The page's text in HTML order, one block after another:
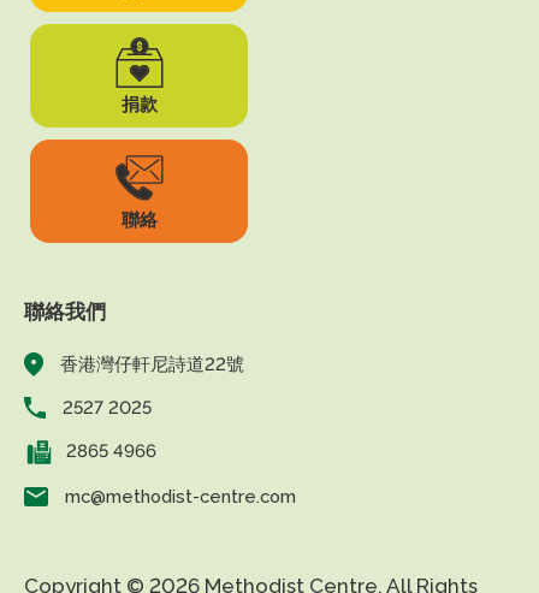
捐款
聯絡
聯絡我們
香港灣仔軒尼詩道22號
2527 2025
2865 4966
mc@methodist-centre.com
Copyright © 2026 Methodist Centre. All Rights